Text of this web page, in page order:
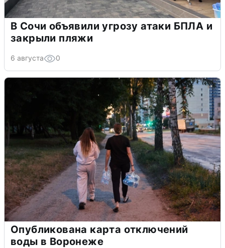
В Сочи объявили угрозу атаки БПЛА и
закрыли пляжи
6 августа 0
Опубликована карта отключений
воды в Воронеже